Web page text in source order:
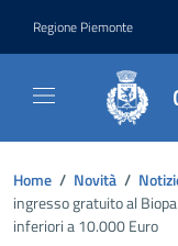
Regione Piemonte
Home / Novità /
ingresso gratuito al
inferiori a 10.000 Euro